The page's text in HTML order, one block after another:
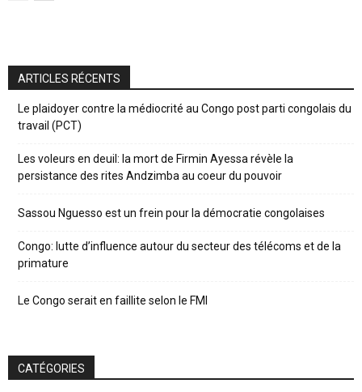
ARTICLES RÉCENTS
Le plaidoyer contre la médiocrité au Congo post parti congolais du
travail (PCT)
Les voleurs en deuil: la mort de Firmin Ayessa révèle la
persistance des rites Andzimba au coeur du pouvoir
Sassou Nguesso est un frein pour la démocratie congolaises
Congo: lutte d’influence autour du secteur des télécoms et de la
primature
Le Congo serait en faillite selon le FMI
CATÉGORIES